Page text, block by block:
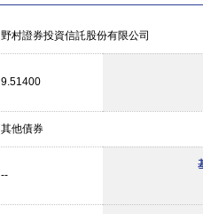
野村證券投資信託股份有限公司
9.51400
其他債券
--